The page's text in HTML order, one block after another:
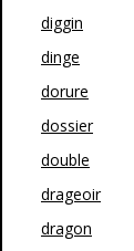
diggin
dinge
dorure
dossier
double
drageoir
dragon